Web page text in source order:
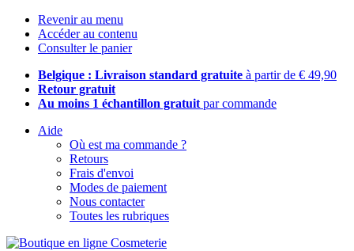
Revenir au menu
Accéder au contenu
Consulter le panier
Belgique : Livraison standard gratuite à partir de € 49,90
Retour gratuit
Au moins 1 échantillon gratuit par commande
Aide
Où est ma commande ?
Retours
Frais d'envoi
Modes de paiement
Nous contacter
Toutes les rubriques